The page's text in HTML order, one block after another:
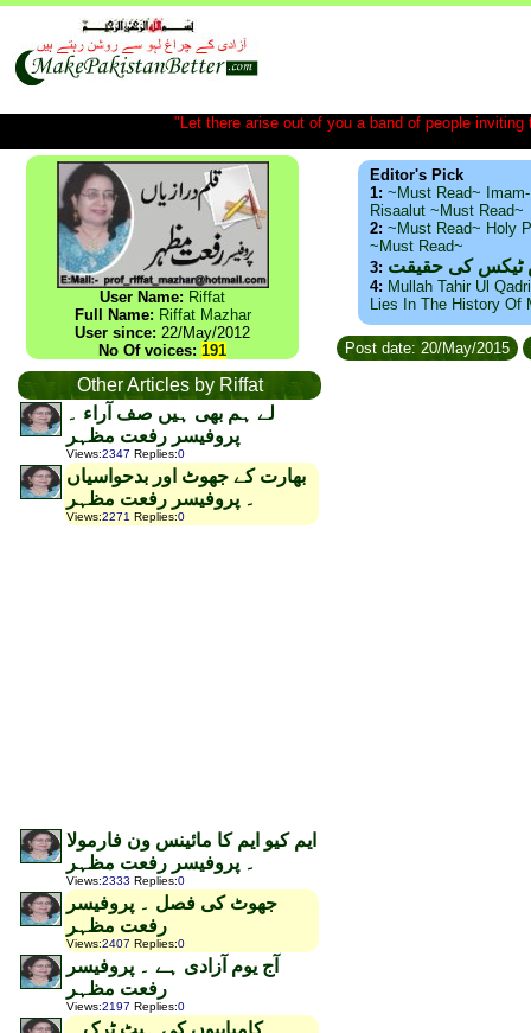
"Let there arise out of you a band of people
User Name: Riffat
Full Name: Riffat Mazhar
User since: 22/May/2012
No Of voices: 191
Other Articles by Riffat
لے ہم بھی ہیں صف آراء ۔
پروفیسر رفعت مظہر
Views:2347 Replies:0
بھارت کے جھوٹ اور بدحواسیاں
۔ پروفیسر رفعت مظہر
Views:2271 Replies:0
ایم کیو ایم کا مائینس ون فارمولا
۔ پروفیسر رفعت مظہر
Views:2333 Replies:0
جھوٹ کی فصل ۔ پروفیسر
رفعت مظہر
Views:2407 Replies:0
آج یوم آزادی ہے ۔ پروفیسر
رفعت مظہر
Views:2197 Replies:0
کامیابیوں کی ہیٹ ٹرک ۔
Editor's Pick
1: ~Must Read~
Risaalut ~Must Read~
2: ~Must Read~ Holy
~Must Read~
3: ٹیکس کی حقیقت
4: Mullah Tahir Ul
Lies In The History Of
Post date: 20/May/2015